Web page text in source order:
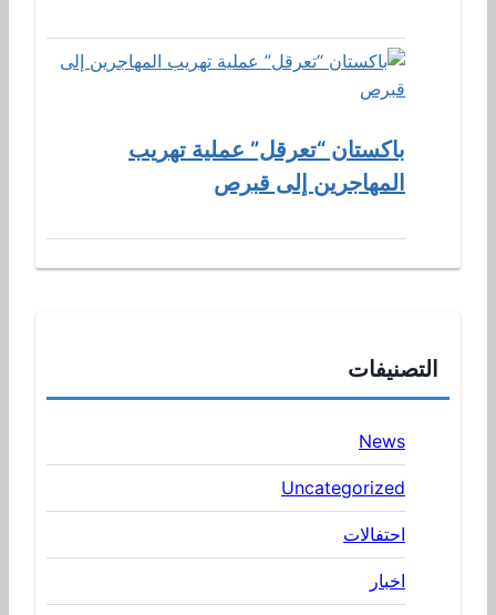
باكستان “تعرقل” عملية تهريب
المهاجرين إلى قبرص
التصنيفات
News
Uncategorized
احتفالات
اخبار